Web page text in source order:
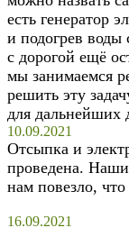
есть генератор
и подогрев воды
с дорогой ещё
мы занимаемся
решить эту
для дальнейших
10.09.2021
Отсыпка и
проведена.
нам повезло,
16.09.2021